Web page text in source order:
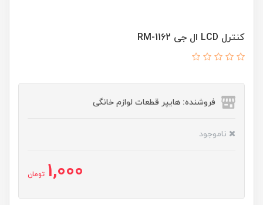
کنترل LCD ال جی RM-1162
فروشنده: هایپر قطعات لوازم خانگی
ناموجود
1,000 تومان